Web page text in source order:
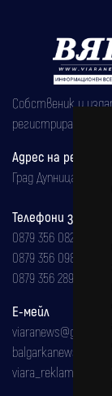
Собственик и
регистрирана на
Адрес на
Град Дупница,
Телефони за
0879 356 082
0879 356 098
0879 356 289
Е-мейл